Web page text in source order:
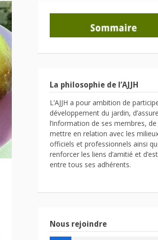
La philosophie de l’AJJH
L’AJJH a pour ambition de
développement du jardin,
l’information de ses membres, de
mettre en relation avec les
officiels et professionnels ainsi
renforcer les liens d’amitié et
entre tous ses adhérents.
Nous rejoindre